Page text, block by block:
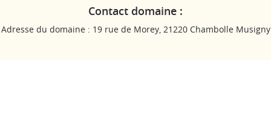
Contact domaine :
Adresse du domaine : 19 rue de Morey, 21220 Chambolle Musigny